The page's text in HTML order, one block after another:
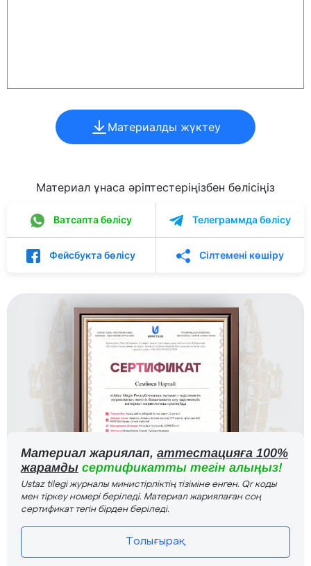
Материалды жүктеу
Материал ұнаса әріптестеріңізбен бөлісіңіз
Ватсапта бөлісу Телеграммда бөлісу
Фейсбукта бөлісу Сілтемені көшіру
Материал жариялап, аттестацияға 100%
жарамды сертификатты тегін алыңыз!
Ustaz tilegi журналы министірліктің тізіміне енген. Qr коды
мен тіркеу номері беріледі. Материал жариялаған соң
сертификат тегін бірден беріледі.
Толығырақ